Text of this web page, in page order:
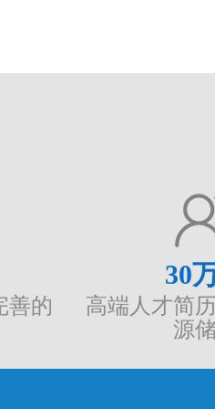
善的
30
高端人才简
源